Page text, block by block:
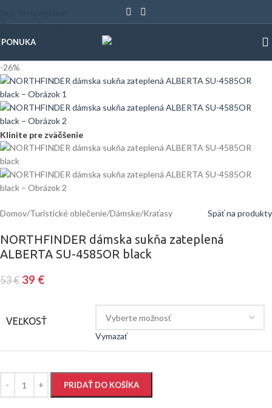
Skip to main content
PONUKA
-26%
Klinite pre zväčšenie
Domov/Turistické oblečenie/Dámske/Kraťasy Späť na produkty
NORTHFINDER dámska sukňa zateplená
ALBERTA SU-4585OR black
53€ 39 €
VEĽKOSŤ
Vymazať
PRIDAŤ DO KOŠÍKA